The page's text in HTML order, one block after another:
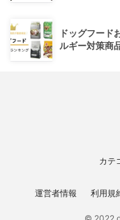
ドッグフード
ルギー対策商
カテ
運営者情報 利用規